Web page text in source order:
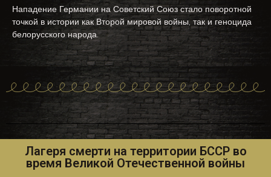
Нападение Германии на Советский Союз стало поворотной
точкой в истории как Второй мировой войны, так и геноцида
белорусского народа.
Лагеря смерти на территории БССР во
время Великой Отечественной войны